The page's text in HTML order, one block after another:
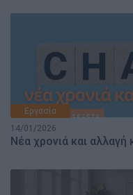
Εργασία
14/01/2026
Νέα χρονιά και αλλαγή